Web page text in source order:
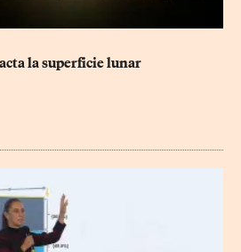
la superficie lunar